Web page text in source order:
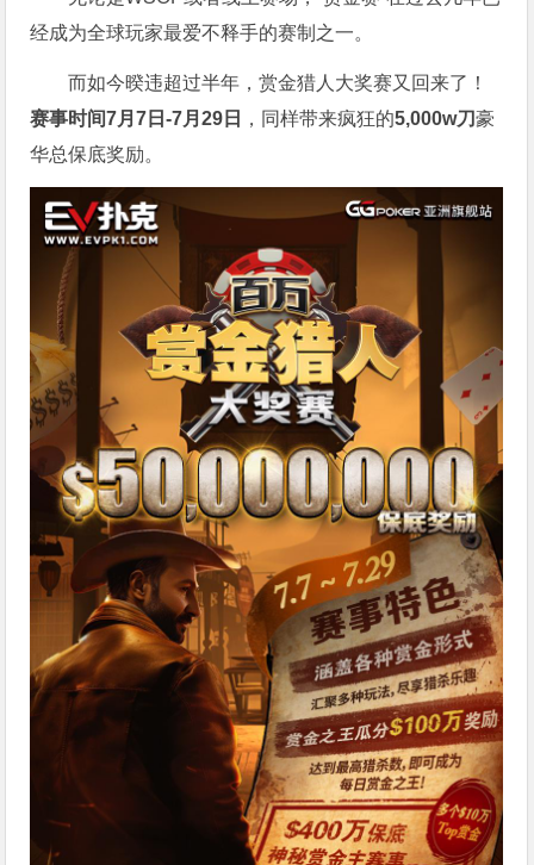
经成为全球玩家最爱不释手的赛制之一。
而如今暌违超过半年，赏金猎人大奖赛又回来了！
赛事时间7月7日-7月29日
，同样带来疯狂的5,000w刀豪
华总保底奖励。